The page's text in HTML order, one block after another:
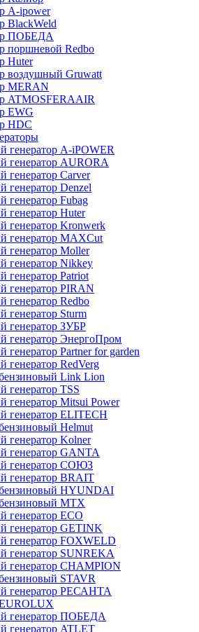
A-ipower
BlackWeld
ПОБЕДА
поршневой Redbo
Huter
воздушный Gruwatt
MERAN
ATMOSFERAAIR
EWG
HDC
генератор A-iPOWER
генератор AURORA
генератор Carver
генератор Denzel
генератор Fubag
генератор Huter
генератор Kronwerk
генератор MAXCut
генератор Moller
генератор Nikkey
генератор Patriot
генератор PIRAN
генератор Redbo
генератор Sturm
генератор ЗУБР
генератор ЭнергоПром
генератор Partner for garden
генератор RedVerg
Link Lion
генератор TSS
генератор Mitsui Power
генератор ELITECH
Helmut
генератор Kolner
генератор GANTA
генератор СОЮЗ
генератор BRAIT
бензиновый HYUNDAI
MTX
генератор ECO
генератор GETINK
генератор FOXWELD
генератор SUNREKA
генератор CHAMPION
STAVR
генератор РЕСАНТА
генератор ПОБЕДА
генератор ATLET